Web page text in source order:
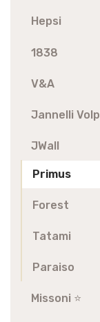
Hepsi
1838
V&A
Jannelli
JWall
Primus
Forest
Tatami
Paraiso
Missoni ⭐️